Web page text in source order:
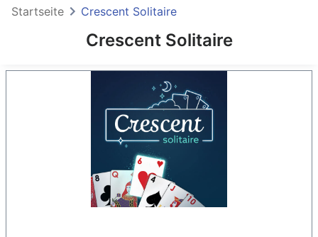
Crescent Solitaire
Startseite Crescent Solitaire